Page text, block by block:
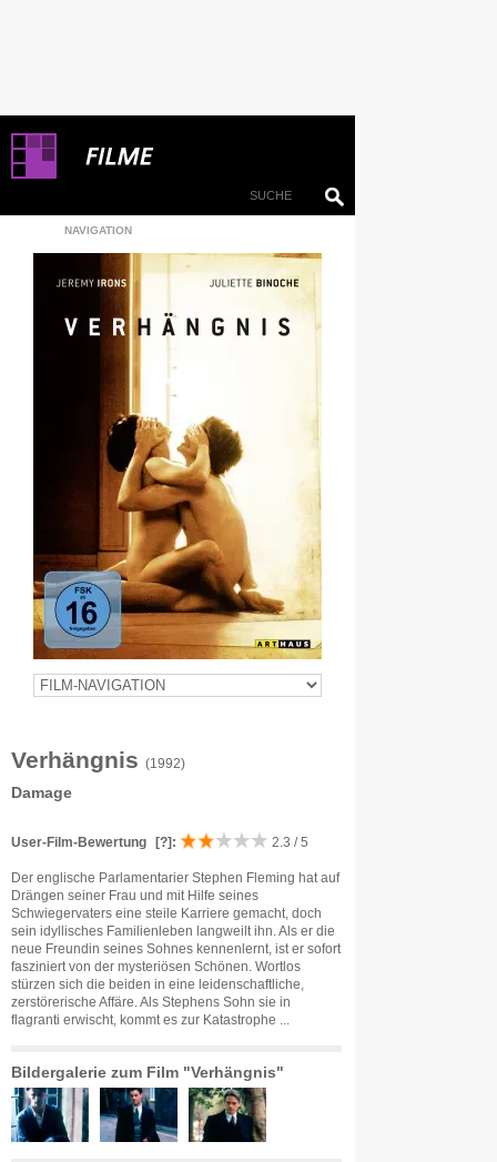
NAVIGATION
Verhängnis (1992)
Damage
User-Film-Bewertung [?] : 2.3 / 5
Der englische Parlamentarier Stephen Fleming hat auf
Drängen seiner Frau und mit Hilfe seines
Schwiegervaters eine steile Karriere gemacht, doch
sein idyllisches Familienleben langweilt ihn. Als er die
neue Freundin seines Sohnes kennenlernt, ist er sofort
fasziniert von der mysteriösen Schönen. Wortlos
stürzen sich die beiden in eine leidenschaftliche,
zerstörerische Affäre. Als Stephens Sohn sie in
flagranti erwischt, kommt es zur Katastrophe ...
Bildergalerie zum Film "Verhängnis"